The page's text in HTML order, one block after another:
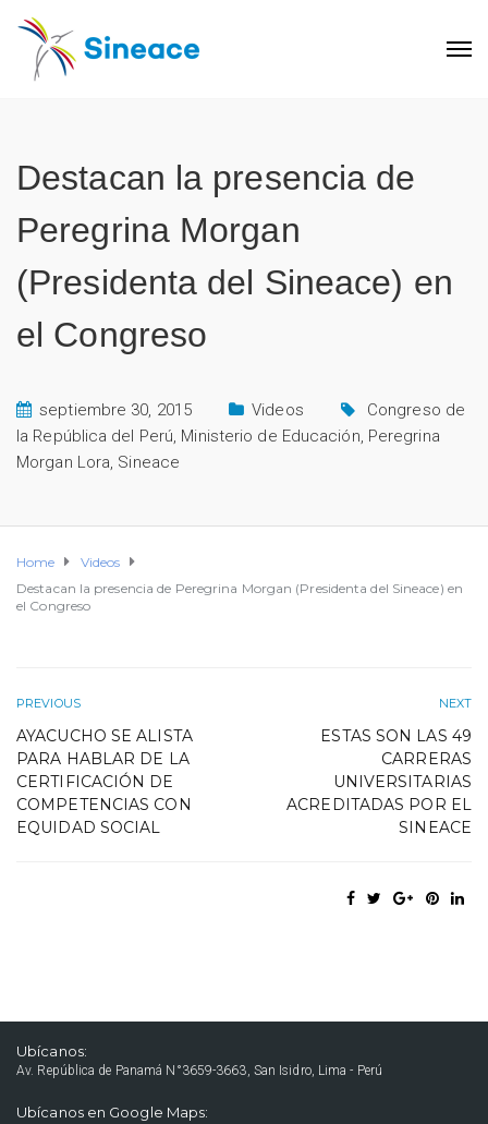
Destacan la presencia de
Peregrina Morgan
(Presidenta del Sineace) en
el Congreso
septiembre 30, 2015 Videos
Congreso de
la República del Perú, Ministerio de Educación, Peregrina
Morgan Lora, Sineace
Home
Videos
Destacan la presencia de Peregrina Morgan (Presidenta del Sineace) en
el Congreso
PREVIOUS
AYACUCHO SE ALISTA
PARA HABLAR DE LA
CERTIFICACIÓN DE
COMPETENCIAS CON
EQUIDAD SOCIAL
NEXT
ESTAS SON LAS 49
CARRERAS
UNIVERSITARIAS
ACREDITADAS POR EL
SINEACE
Ubícanos:
Av. República de Panamá N°3659-3663, San Isidro, Lima - Perú
Ubícanos en Google Maps: